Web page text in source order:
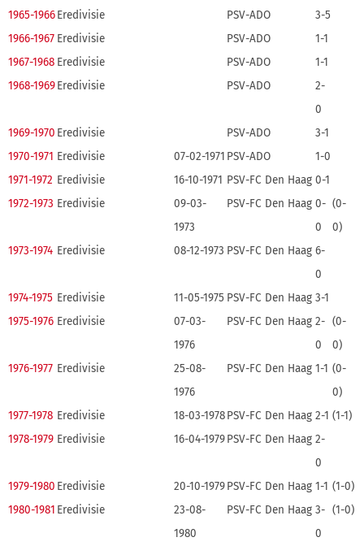
1965-1966Eredivisie PSV-ADO
3-5
1966-1967 Eredivisie PSV-ADO
1-1
1967-1968 Eredivisie PSV-ADO
1-1
1968-1969Eredivisie PSV-ADO
2-
0
1969-1970 Eredivisie PSV-ADO
3-1
1970-1971 Eredivisie 07-02-1971 PSV-ADO
1-0
1971-1972 Eredivisie 16-10-1971 PSV-FC Den Haag 0-1
1972-1973 Eredivisie
09-03-
1973
PSV-FC Den Haag 0-
0
(0-
0)
1973-1974 Eredivisie 08-12-1973 PSV-FC Den Haag 6-
0
1974-1975 Eredivisie 11-05-1975 PSV-FC Den Haag 3-1
1975-1976 Eredivisie
07-03-
1976
PSV-FC Den Haag 2-
0
(0-
0)
1976-1977 Eredivisie
25-08-
1976
PSV-FC Den Haag 1-1 (0-
0)
1977-1978 Eredivisie 18-03-1978PSV-FC Den Haag 2-1 (1-1)
1978-1979 Eredivisie 16-04-1979PSV-FC Den Haag 2-
0
1979-1980 Eredivisie 20-10-1979PSV-FC Den Haag 1-1 (1-0)
1980-1981 Eredivisie
23-08-
1980
PSV-FC Den Haag 3-
0
(1-0)